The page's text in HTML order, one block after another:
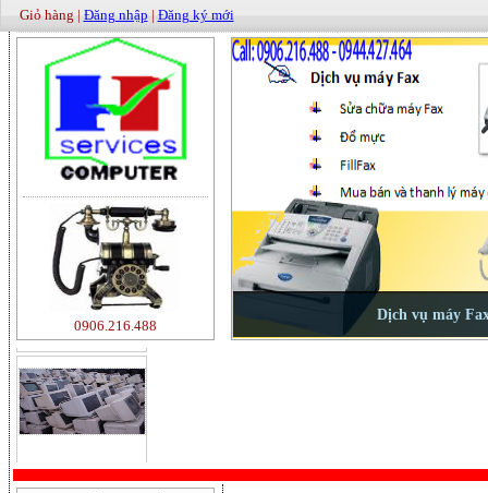
Giỏ hàng | Đăng nhập | Đăng ký mới
0906.216.488
500000